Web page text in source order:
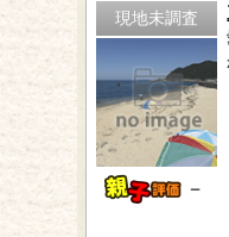
現地未調査
－